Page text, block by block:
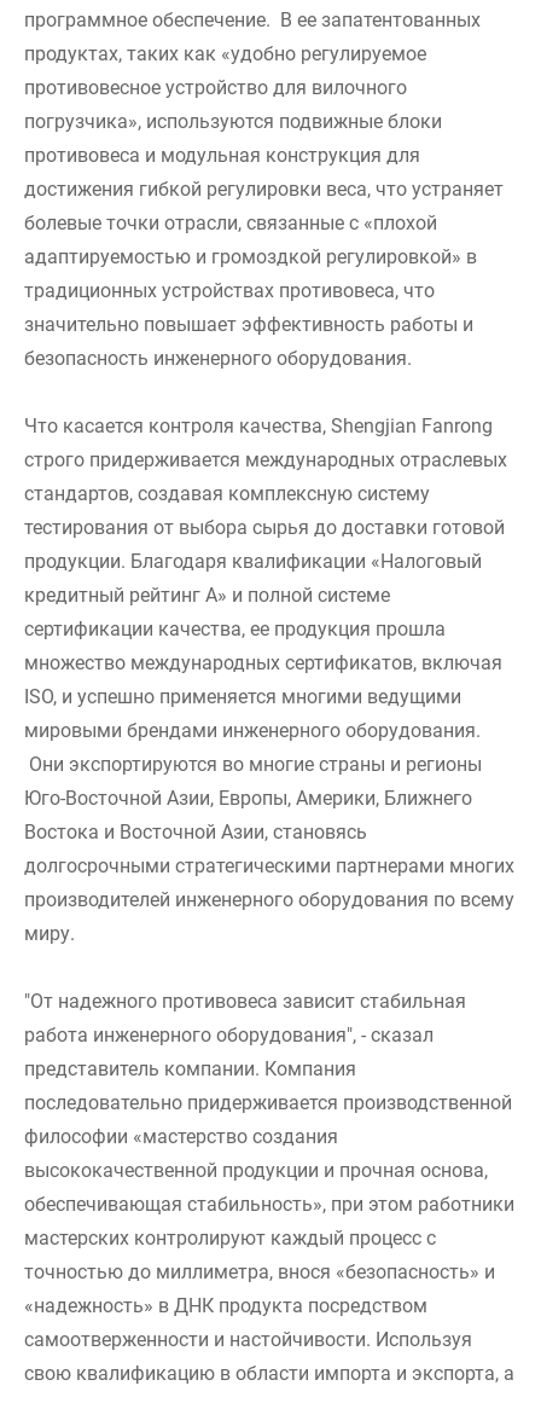
программное обеспечение. В ее запатентованных
продуктах, таких как «удобно регулируемое
противовесное устройство для вилочного
погрузчика», используются подвижные блоки
противовеса и модульная конструкция для
достижения гибкой регулировки веса, что устраняет
болевые точки отрасли, связанные с «плохой
адаптируемостью и громоздкой регулировкой» в
традиционных устройствах противовеса, что
значительно повышает эффективность работы и
безопасность инженерного оборудования.
Что касается контроля качества, Shengjian Fanrong
строго придерживается международных отраслевых
стандартов, создавая комплексную систему
тестирования от выбора сырья до доставки готовой
продукции. Благодаря квалификации «Налоговый
кредитный рейтинг А» и полной системе
сертификации качества, ее продукция прошла
множество международных сертификатов, включая
ISO, и успешно применяется многими ведущими
мировыми брендами инженерного оборудования.
Они экспортируются во многие страны и регионы
Юго-Восточной Азии, Европы, Америки, Ближнего
Востока и Восточной Азии, становясь
долгосрочными стратегическими партнерами многих
производителей инженерного оборудования по всему
миру.
"От надежного противовеса зависит стабильная
работа инженерного оборудования", - сказал
представитель компании. Компания
последовательно придерживается производственной
философии «мастерство создания
высококачественной продукции и прочная основа,
обеспечивающая стабильность», при этом работники
мастерских контролируют каждый процесс с
точностью до миллиметра, внося «безопасность» и
«надежность» в ДНК продукта посредством
самоотверженности и настойчивости. Используя
свою квалификацию в области импорта и экспорта, а